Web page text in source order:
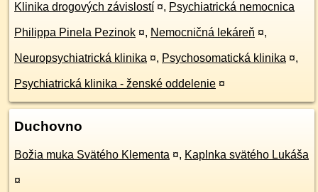
Klinika drogových závislostí ¤, Psychiatrická nemocnica
Philippa Pinela Pezinok ¤, Nemocničná lekáreň ¤,
Neuropsychiatrická klinika ¤, Psychosomatická klinika ¤,
Psychiatrická klinika - ženské oddelenie ¤
Duchovno
Božia muka Svätého Klementa ¤, Kaplnka svätého Lukáša
¤